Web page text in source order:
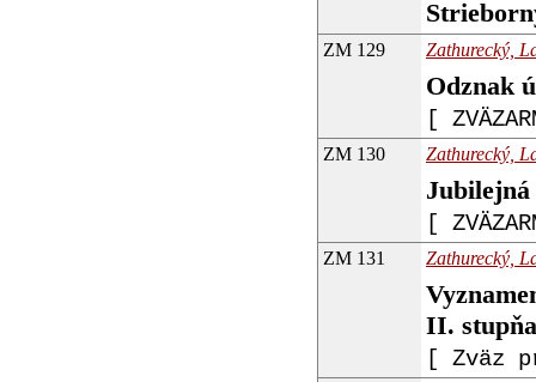
ZM 129 Zathurecký,
Odznak
[
ZM 130 Zathurecký,
[
ZM 131 Zathurecký,
II. stupňa
[ Zväz